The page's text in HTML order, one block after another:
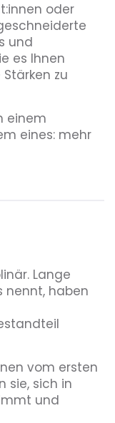
oder
und
es Ihnen
zu
einem
eines: mehr
Lange
nennt, haben
vom ersten
sie, sich in
und